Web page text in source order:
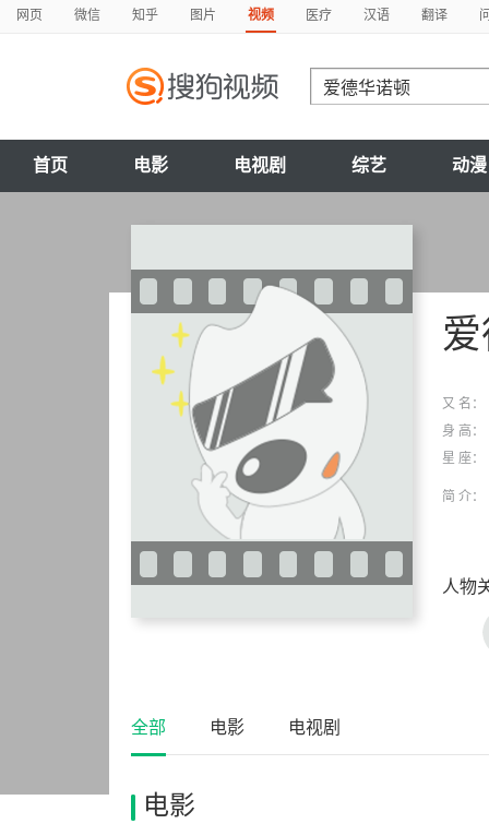
网页 微信 知乎 图片 视频 医疗 汉语 翻译
首页 电影 电视剧 综艺 动漫
又 名：
身 高：
星 座：
简 介：
人物
全部 电影 电视剧
电影